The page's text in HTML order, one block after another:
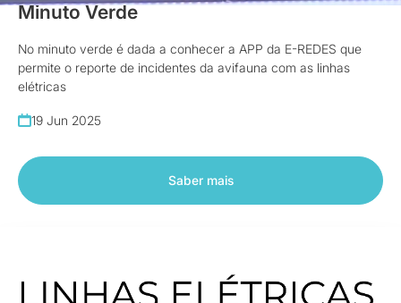
Minuto Verde
No minuto verde é dada a conhecer a APP da E-REDES que
permite o reporte de incidentes da avifauna com as linhas
elétricas
19 Jun 2025
Saber mais